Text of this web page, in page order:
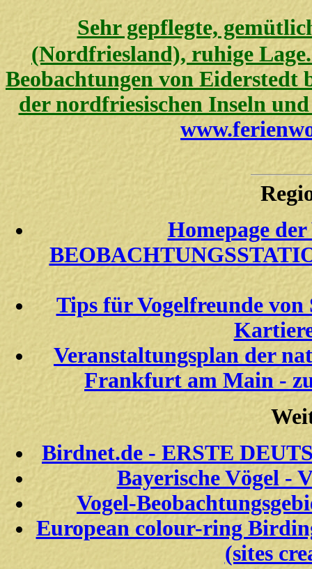
Sehr gepflegte,
(Nordfriesland), ruhige
Beobachtungen von Eiderstedt
der nordfriesischen Inseln
Homepage
Tips für Vogelfreunde
Veranstaltungsplan der
Frankfurt am Main -
Birdnet.de - ERSTE
Bayerische Vögel -
Vogel-
European colour-ring
(sites